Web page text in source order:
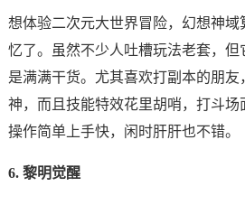
想体验二次元大世界冒险，幻想神域
忆了。虽然不少人吐槽玩法老套，但
是满满干货。尤其喜欢打副本的朋
神，而且技能特效花里胡哨，打斗场
操作简单上手快，闲时肝肝也不错。
6. 黎明觉醒